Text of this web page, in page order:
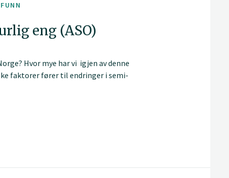
eng (ASO)
Hvor mye har vi igjen av denne
faktorer fører til endringer i semi-